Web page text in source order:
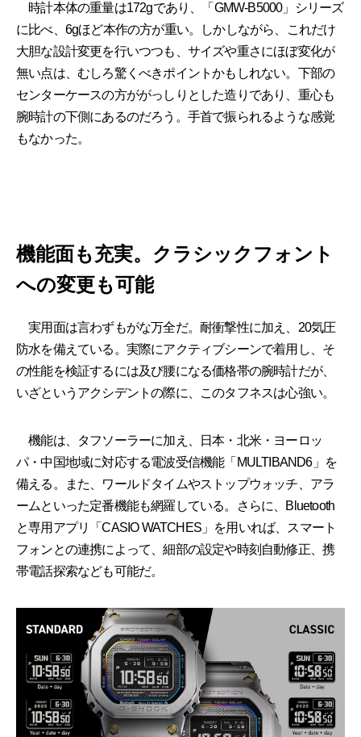
時計本体の重量は172gであり、「GMW-B5000」シリーズ
に比べ、6gほど本作の方が重い。しかしながら、これだけ
大胆な設計変更を行いつつも、サイズや重さにほぼ変化が
無い点は、むしろ驚くべきポイントかもしれない。下部の
センターケースの方ががっしりとした造りであり、重心も
腕時計の下側にあるのだろう。手首で振られるような感覚
もなかった。
機能面も充実。クラシックフォント
への変更も可能
実用面は言わずもがな万全だ。耐衝撃性に加え、20気圧
防水を備えている。実際にアクティブシーンで着用し、そ
の性能を検証するには及び腰になる価格帯の腕時計だが、
いざというアクシデントの際に、このタフネスは心強い。
機能は、タフソーラーに加え、日本・北米・ヨーロッ
パ・中国地域に対応する電波受信機能「MULTIBAND6」を
備える。また、ワールドタイムやストップウォッチ、アラ
ームといった定番機能も網羅している。さらに、Bluetooth
と専用アプリ「CASIO WATCHES」を用いれば、スマート
フォンとの連携によって、細部の設定や時刻自動修正、携
帯電話探索なども可能だ。